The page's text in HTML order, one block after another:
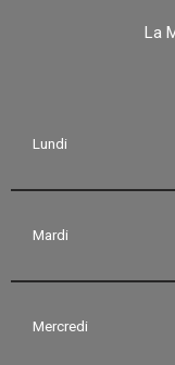
La
Lundi
Mardi
Mercredi